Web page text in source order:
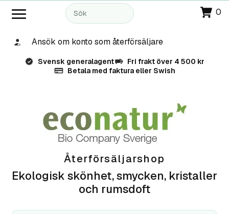
0
Ansök om konto som återförsäljare
Svensk generalagent
Fri frakt över 4 500 kr
Betala med faktura eller Swish
Återförsäljarshop
Ekologisk skönhet, smycken, kristaller
och rumsdoft